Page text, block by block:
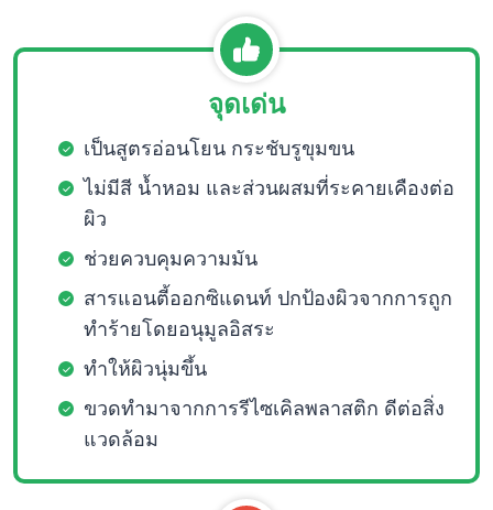
จุดเด่น
เป็นสูตรอ่อนโยน กระชับรูขุมขน
ไม่มีสี น้ำหอม และส่วนผสมที่ระคายเคืองต่อ
ผิว
ช่วยควบคุมความมัน
สารแอนตี้ออกซิแดนท์ ปกป้องผิวจากการถูก
ทำร้ายโดยอนุมูลอิสระ
ทำให้ผิวนุ่มขึ้น
ขวดทำมาจากการรีไซเคิลพลาสติก ดีต่อสิ่ง
แวดล้อม